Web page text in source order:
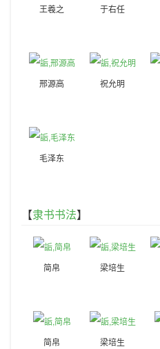
王羲之 于右任
邢源高 祝允明
毛泽东
【隶书书法】
简帛 梁培生
简帛 梁培生